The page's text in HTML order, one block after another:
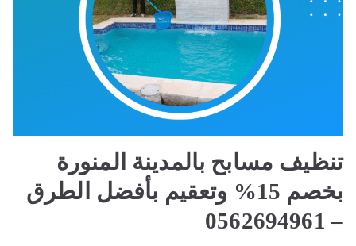
تنظيف مسابح بالمدينة المنورة
بخصم 15% وتعقيم بأفضل الطرق
– 0562694961